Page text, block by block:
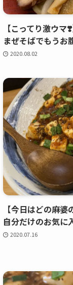
【こってり激ウ
まぜそばでもうお
2020.08.02
【今日はどの麻
自分だけのお気に
2020.07.16